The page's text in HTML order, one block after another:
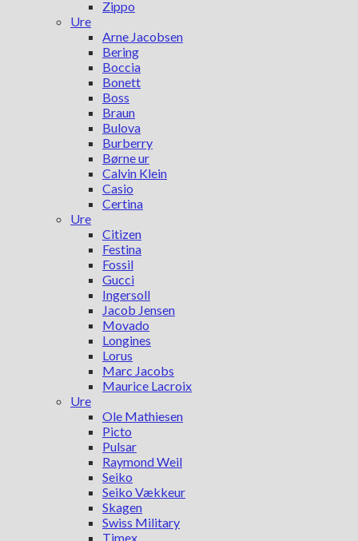
Zippo
Ure
Arne Jacobsen
Bering
Boccia
Bonett
Boss
Braun
Bulova
Burberry
Børne ur
Calvin Klein
Casio
Certina
Ure
Citizen
Festina
Fossil
Gucci
Ingersoll
Jacob Jensen
Movado
Longines
Lorus
Marc Jacobs
Maurice Lacroix
Ure
Ole Mathiesen
Picto
Pulsar
Raymond Weil
Seiko
Seiko Vækkeur
Skagen
Swiss Military
Timex